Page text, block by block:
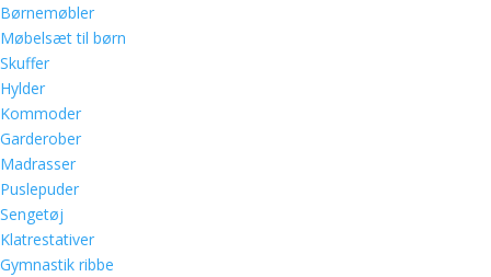
Børnemøbler
Møbelsæt til børn
Skuffer
Hylder
Kommoder
Garderober
Madrasser
Puslepuder
Sengetøj
Klatrestativer
Gymnastik ribbe